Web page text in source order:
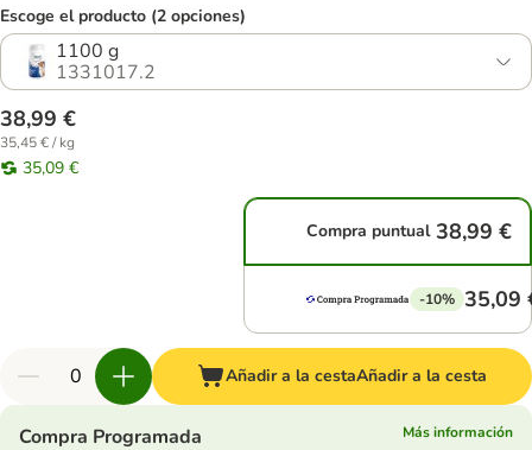
Escoge el producto (2 opciones)
1100 g
1331017.2
38,99 €
35,45 € / kg
35,09 €
Compra puntual 38,99 €
-10% 35,09
Añadir a la cestaAñadir a la cesta
Compra Programada
Más información